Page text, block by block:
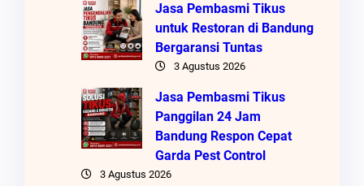
Jasa Pembasmi Tikus
untuk Restoran di Bandung
Bergaransi Tuntas
3 Agustus 2026
Jasa Pembasmi Tikus
Panggilan 24 Jam
Bandung Respon Cepat
Garda Pest Control
3 Agustus 2026